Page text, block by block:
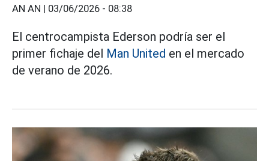
AN AN | 03/06/2026 - 08:38
El centrocampista Ederson podría ser el
primer fichaje del Man United en el mercado
de verano de 2026.